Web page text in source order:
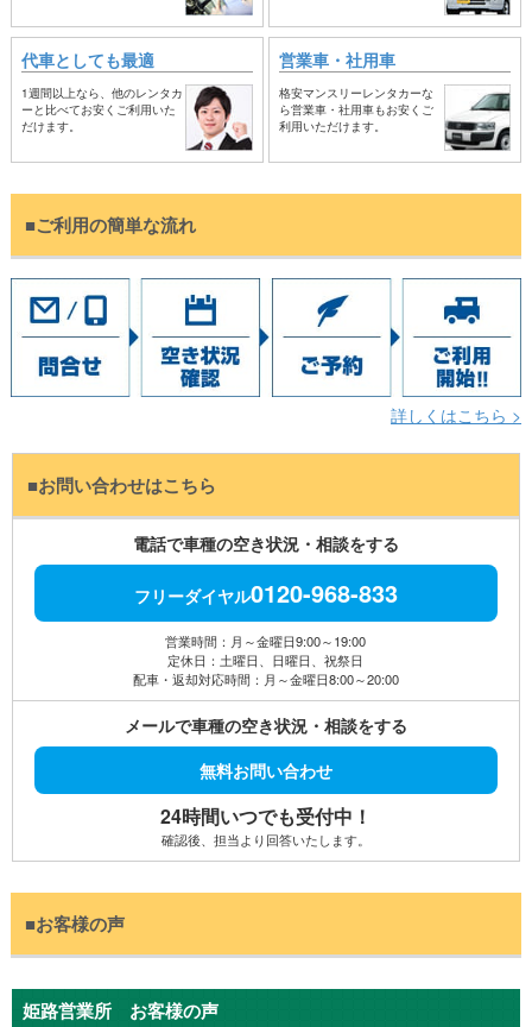
代車としても最適
1週間以上なら、他のレンタカ
ーと比べてお安くご利用いた
だけます。
営業車・社用車
格安マンスリーレンタカーな
ら営業車・社用車もお安くご
利用いただけます。
■ご利用の簡単な流れ
詳しくはこちら >
■お問い合わせはこちら
電話で車種の空き状況・相談をする
フリーダイヤル0120-968-833
営業時間：月～金曜日9:00～19:00
定休日：土曜日、日曜日、祝祭日
配車・返却対応時間：月～金曜日8:00～20:00
メールで車種の空き状況・相談をする
無料お問い合わせ
24時間いつでも受付中！
確認後、担当より回答いたします。
■お客様の声
姫路営業所 お客様の声